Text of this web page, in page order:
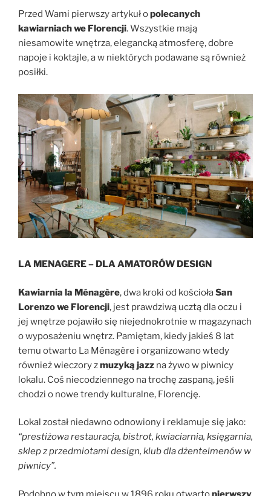
Przed Wami pierwszy artykuł opolecanych
kawiarniach we Florencji. Wszystkie mają
niesamowite wnętrza, elegancką atmosferę, dobre
napoje i koktajle, a w niektórych podawane są również
posiłki.
LA MENAGERE – DLA AMATORÓW DESIGN
Kawiarnia la Ménagère, dwa kroki od kościołaSan
Lorenzo we Florencji, jest prawdziwą ucztą dla oczu i
jej wnętrze pojawiło się niejednokrotnie w magazynach
o wyposażeniu wnętrz. Pamiętam, kiedy jakieś 8 lat
temu otwarto La Ménagère i organizowano wtedy
również wieczory zmuzyką jazz na żywo w piwnicy
lokalu. Coś niecodziennego na trochę zaspaną, jeśli
chodzi o nowe trendy kulturalne, Florencję.
Lokal został niedawno odnowiony i reklamuje się jako:
“prestiżowa restauracja, bistrot, kwiaciarnia, księgarnia,
sklep z przedmiotami design, klub dla dżentelmenów w
piwnicy”.